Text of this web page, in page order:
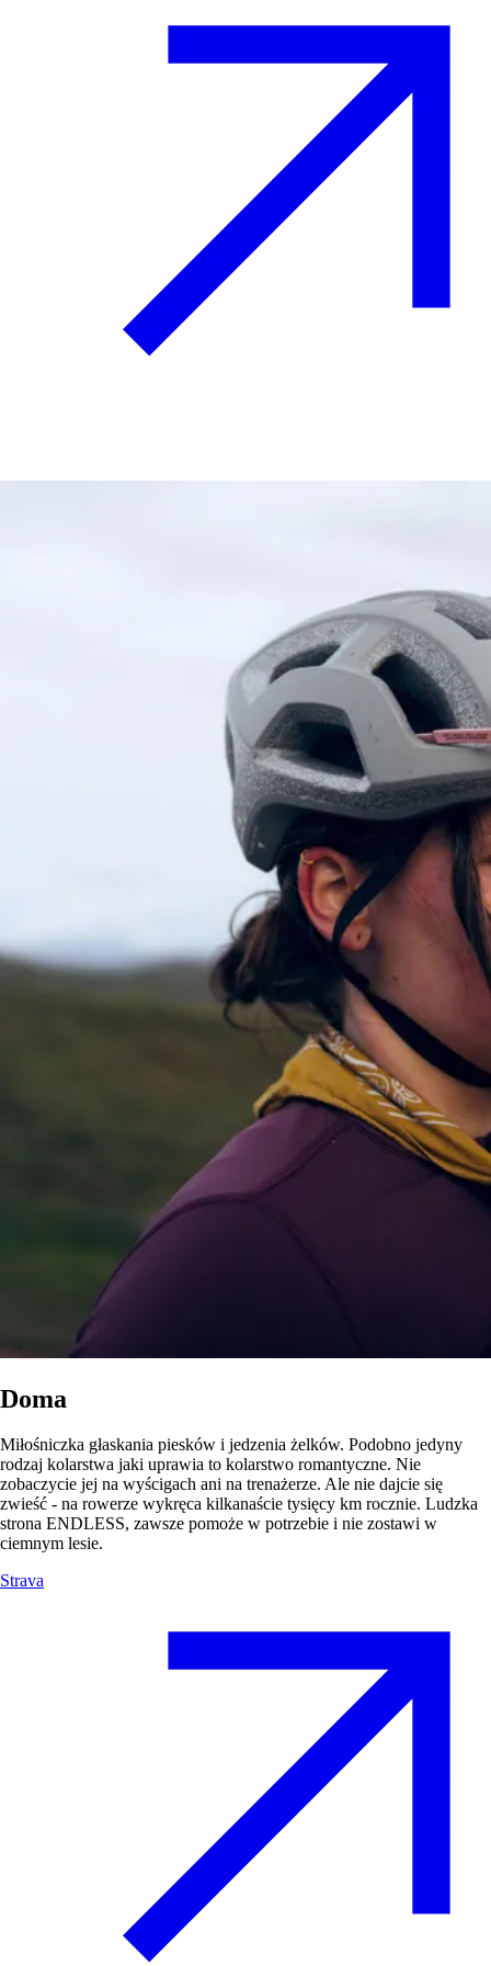
Doma
Miłośniczka głaskania piesków i jedzenia żelków. Podobno jedyny
rodzaj kolarstwa jaki uprawia to kolarstwo romantyczne. Nie
zobaczycie jej na wyścigach ani na trenażerze. Ale nie dajcie się
zwieść - na rowerze wykręca kilkanaście tysięcy km rocznie. Ludzka
strona ENDLESS, zawsze pomoże w potrzebie i nie zostawi w
ciemnym lesie.
Strava